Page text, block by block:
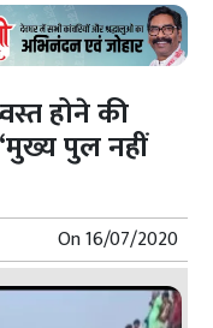
होने की
पुल नहीं
On16/07/2020